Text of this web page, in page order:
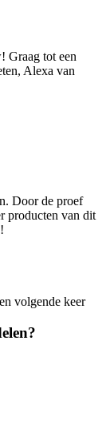
Graag tot een
Alexa van
Door de proef
producten van dit
volgende keer